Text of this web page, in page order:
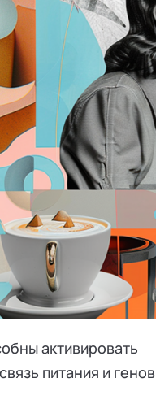
активировать
питания и генов